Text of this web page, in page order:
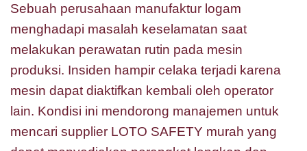
Sebuah perusahaan manufaktur logam
menghadapi masalah keselamatan saat
melakukan perawatan rutin pada mesin
produksi. Insiden hampir celaka terjadi karena
mesin dapat diaktifkan kembali oleh operator
lain. Kondisi ini mendorong manajemen untuk
mencari supplier LOTO SAFETY murah yang